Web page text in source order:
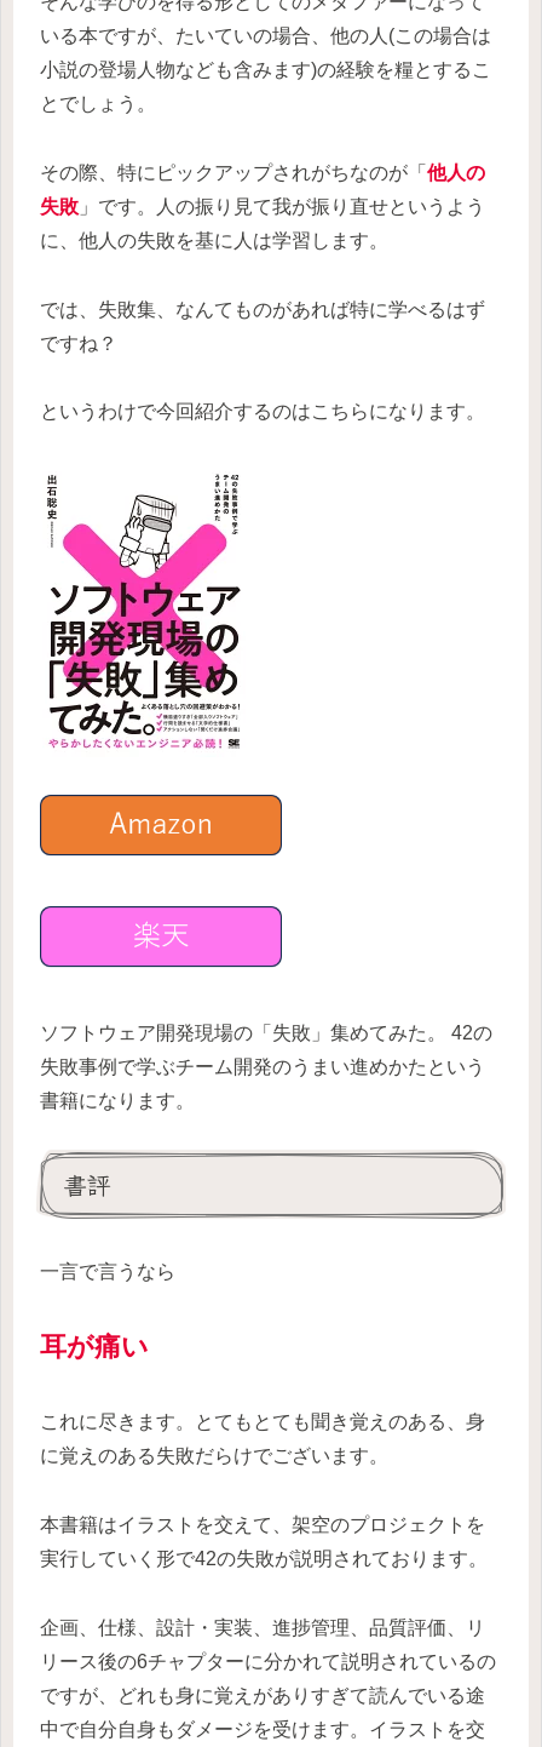
いる本ですが、たいていの場合、他の人(この場合は
小説の登場人物なども含みます)の経験を糧とするこ
とでしょう。
その際、特にピックアップされがちなのが「 他人の
失敗 」です。人の振り見て我が振り直せというよう
に、他人の失敗を基に人は学習します。
では、失敗集、なんてものがあれば特に学べるはず
ですね？
というわけで今回紹介するのはこちらになります。
ソフトウェア開発現場の「失敗」集めてみた。 42の
失敗事例で学ぶチーム開発のうまい進めかたという
書籍になります。
書評
一言で言うなら
耳が痛い
これに尽きます。とてもとても聞き覚えのある、身
に覚えのある失敗だらけでございます。
本書籍はイラストを交えて、架空のプロジェクトを
実行していく形で42の失敗が説明されております。
企画、仕様、設計・実装、進捗管理、品質評価、リ
リース後の6チャプターに分かれて説明されているの
ですが、どれも身に覚えがありすぎて読んでいる途
中で自分自身もダメージを受けます。イラストを交